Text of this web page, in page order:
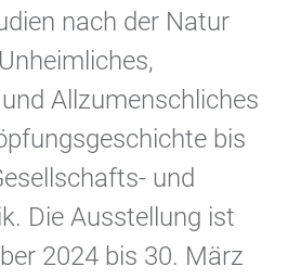
nach der Natur
Allzumenschliches
bis
und
Die Ausstellung ist
2024 bis 30. März